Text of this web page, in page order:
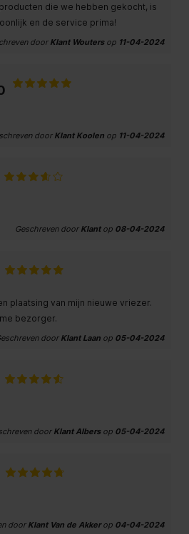
die we hebben gekocht, is
en de service prima!
door Klant Woutersop 11-04-2024
door Klant Koolen op 11-04-2024
Geschreven door Klantop 08-04-2024
plaatsing van mijn nieuwe vriezer.
bezorger.
door Klant Laan op 05-04-2024
door Klant Albersop 05-04-2024
door Klant Van de Akkerop 04-04-2024